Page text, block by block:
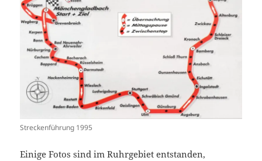
Streckenführung 1995
Einige Fotos sind im Ruhrgebiet entstanden,